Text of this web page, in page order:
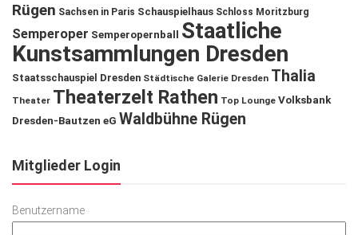
Rügen Sachsen in Paris Schauspielhaus Schloss Moritzburg
Semperoper Semperopernball
Staatliche
Kunstsammlungen Dresden
Staatsschauspiel Dresden Städtische Galerie Dresden Thalia
Theater Theaterzelt Rathen Top Lounge Volksbank
Dresden-Bautzen eG Waldbühne Rügen
Mitglieder Login
Benutzername